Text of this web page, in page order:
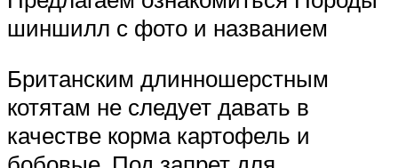
шиншилл с фото и названием
Британским длинношерстным
котятам не следует давать в
качестве корма картофель и